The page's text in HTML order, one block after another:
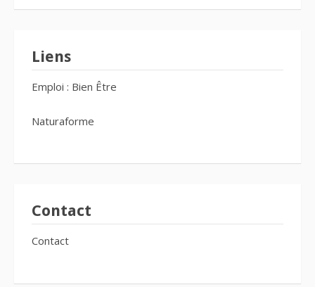
Liens
Emploi : Bien Être
Naturaforme
Contact
Contact